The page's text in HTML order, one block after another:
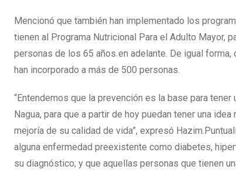
Mencionó que también han implementado los
tienen al Programa Nutricional Para el Adulto Mayor,
personas de los 65 años en adelante. De igual forma,
han incorporado a más de 500 personas.
“Entendemos que la prevención es la base para
Nagua, para que a partir de hoy puedan tener una
mejoría de su calidad de vida”, expresó
alguna enfermedad preexistente como diabetes,
su diagnóstico; y que aquellas personas que tienen